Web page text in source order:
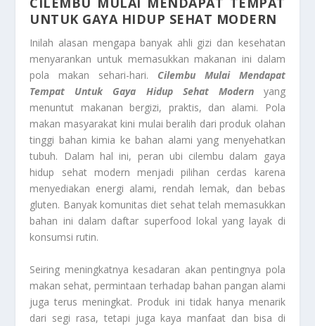
UNTUK GAYA HIDUP SEHAT MODERN
Inilah alasan mengapa banyak ahli gizi dan kesehatan
menyarankan untuk memasukkan makanan ini dalam
pola makan sehari-hari. Cilembu Mulai Mendapat
Tempat Untuk Gaya Hidup Sehat Modernyang
menuntut makanan bergizi, praktis, dan alami. Pola
makan masyarakat kini mulai beralih dari produk olahan
tinggi bahan kimia ke bahan alami yang menyehatkan
tubuh. Dalam hal ini, peran ubi cilembu dalam gaya
hidup sehat modern
menjadi pilihan cerdas karena
menyediakan energi alami, rendah lemak, dan bebas
gluten. Banyak komunitas diet sehat telah memasukkan
bahan ini dalam daftar superfood lokal yang layak di
konsumsi rutin.
Seiring meningkatnya kesadaran akan pentingnya pola
makan sehat, permintaan terhadap bahan pangan alami
juga terus meningkat. Produk ini tidak hanya menarik
dari segi rasa, tetapi juga kaya manfaat dan bisa di